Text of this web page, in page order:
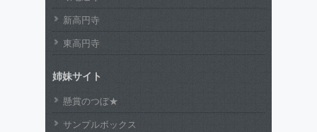
新高円寺
東高円寺
姉妹サイト
懸賞のつぼ★
サンプルボックス